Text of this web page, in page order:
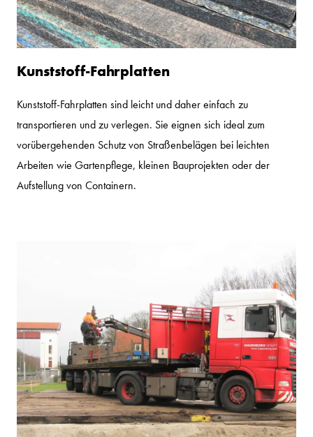
Kunststoff-Fahrplatten
Kunststoff-Fahrplatten sind leicht und daher einfach zu
transportieren und zu verlegen. Sie eignen sich ideal zum
vorübergehenden Schutz von Straßenbelägen bei leichten
Arbeiten wie Gartenpflege, kleinen Bauprojekten oder der
Aufstellung von Containern.